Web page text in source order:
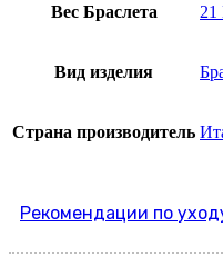
Вес Браслета 21
Вид изделия
Страна производитель
Рекомендации по